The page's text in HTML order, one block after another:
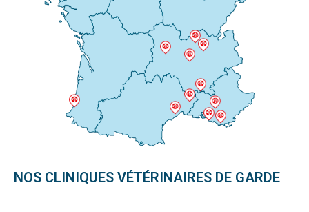
NOS CLINIQUES VÉTÉRINAIRES DE GARDE